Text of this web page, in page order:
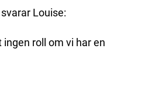
Louise:
ingen roll om vi har en